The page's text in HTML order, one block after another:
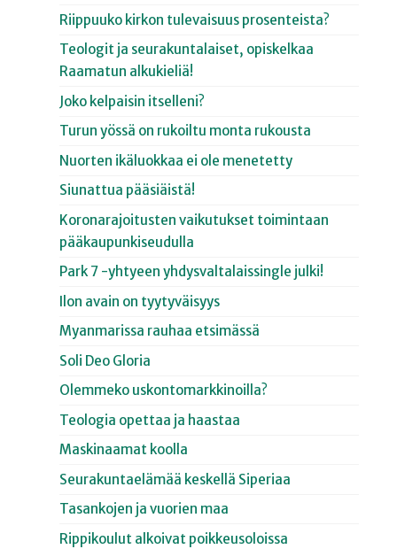
Riippuuko kirkon tulevaisuus prosenteista?
Teologit ja seurakuntalaiset, opiskelkaa
Raamatun alkukieliä!
Joko kelpaisin itselleni?
Turun yössä on rukoiltu monta rukousta
Nuorten ikäluokkaa ei ole menetetty
Siunattua pääsiäistä!
Koronarajoitusten vaikutukset toimintaan
pääkaupunkiseudulla
Park 7 -yhtyeen yhdysvaltalaissingle julki!
Ilon avain on tyytyväisyys
Myanmarissa rauhaa etsimässä
Soli Deo Gloria
Olemmeko uskontomarkkinoilla?
Teologia opettaa ja haastaa
Maskinaamat koolla
Seurakuntaelämää keskellä Siperiaa
Tasankojen ja vuorien maa
Rippikoulut alkoivat poikkeusoloissa